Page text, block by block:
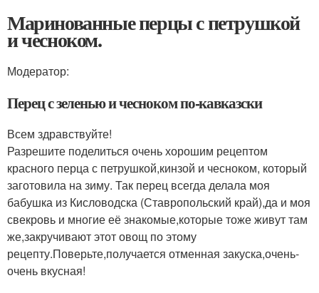
Маринованные перцы с петрушкой
и чесноком.
Модератор:
Перец с зеленью и чесноком по-кавказски
Всем здравствуйте!
Разрешите поделиться очень хорошим рецептом
красного перца с петрушкой,кинзой и чесноком, который
заготовила на зиму. Так перец всегда делала моя
бабушка из Кисловодска (Ставропольский край),да и моя
свекровь и многие её знакомые,которые тоже живут там
же,закручивают этот овощ по этому
рецепту.Поверьте,получается отменная закуска,очень-
очень вкусная!